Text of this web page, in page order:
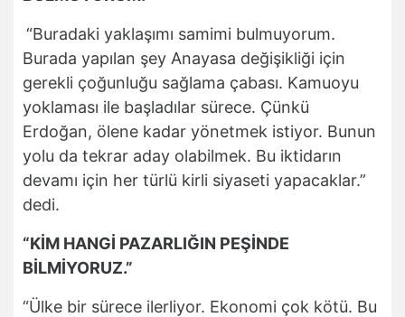
“Buradaki yaklaşımı samimi bulmuyorum.
Burada yapılan şey Anayasa değişikliği için
gerekli çoğunluğu sağlama çabası. Kamuoyu
yoklaması ile başladılar sürece. Çünkü
Erdoğan, ölene kadar yönetmek istiyor. Bunun
yolu da tekrar aday olabilmek. Bu iktidarın
devamı için her türlü kirli siyaseti yapacaklar.”
dedi.
“KİM HANGİ PAZARLIĞIN PEŞİNDE
BİLMİYORUZ.”
“Ülke bir sürece ilerliyor. Ekonomi çok kötü. Bu